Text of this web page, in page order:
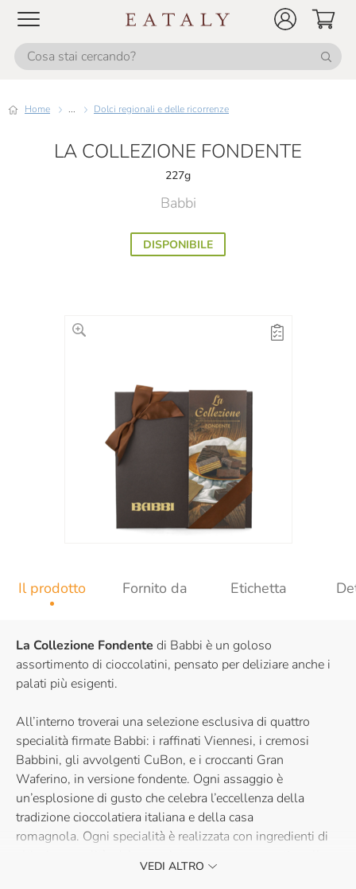
Home ... Dolci regionali e delle ricorrenze
LA COLLEZIONE FONDENTE
227g
Babbi
DISPONIBILE
Il prodotto Fornito da Etichetta
La Collezione Fondente di Babbi è un goloso
assortimento di cioccolatini, pensato per deliziare anche i
palati più esigenti.
All’interno troverai una selezione esclusiva di quattro
specialità firmate Babbi: i raffinati Viennesi, i cremosi
Babbini, gli avvolgenti CuBon, e i croccanti Gran
Waferino, in versione fondente. Ogni assaggio è
un’esplosione di gusto che celebra l’eccellenza della
tradizione cioccolatiera italiana e della casa
romagnola. Ogni specialità è realizzata con ingredienti di
consistenze perfettamente bilanciate, per offrire
VEDI ALTRO